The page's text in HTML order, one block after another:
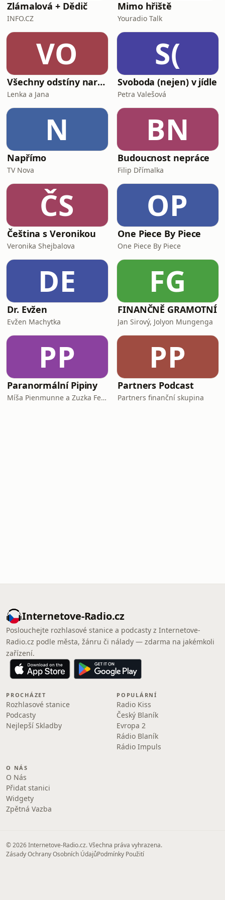
Zlámalová + Dědič
INFO.CZ
Mimo hřiště
Youradio Talk
VO
Všechny odstíny narcismu
Lenka a Jana
S(
Svoboda (nejen) v jídle
Petra Valešová
N
Napřímo
TV Nova
BN
Budoucnost nepráce
Filip Dřímalka
ČS
Čeština s Veronikou
Veronika Shejbalova
OP
One Piece By Piece
One Piece By Piece
DE
Dr. Evžen
Evžen Machytka
FG
FINANČNĚ GRAMOTNÍ
Jan Sirový, Jolyon Mungenga
PP
Paranormální Pipiny
Míša Pienmunne a Zuzka Fejfarová
PP
Partners Podcast
Partners finanční skupina
Internetove-Radio.cz
Poslouchejte rozhlasové stanice a podcasty z Internetove-
Radio.cz podle města, žánru či nálady — zdarma na jakémkoli
zařízení.
PROCHÁZET
Rozhlasové stanice
Podcasty
Nejlepší Skladby
POPULÁRNÍ
Radio Kiss
Český Blaník
Evropa 2
Rádio Blaník
Rádio Impuls
O NÁS
O Nás
Přidat stanici
Widgety
Zpětná Vazba
© 2026 Internetove-Radio.cz. Všechna práva vyhrazena.
Zásady Ochrany Osobních ÚdajůPodmínky Použití